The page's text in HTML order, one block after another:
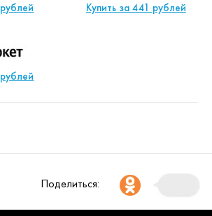
Купить за 441 рублей
Поделиться: